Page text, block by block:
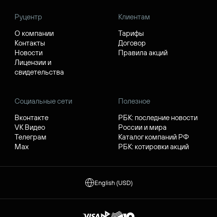
Руцентр
О компании
Контакты
Новости
Лицензии и
свидетельства
Клиентам
Тарифы
Договор
Правила акций
Социальные сети
Вконтакте
VK Видео
Телеграм
Max
Полезное
РБК: последние новости
России и мира
Каталог компаний РФ
РБК: котировки акций
English (USD)